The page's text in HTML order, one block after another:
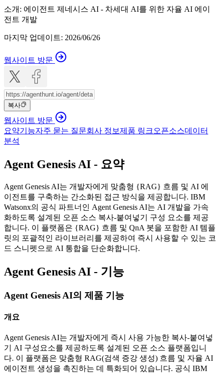
소개 : 에이전트 제네시스 AI - 차세대 AI를 위한 자율 AI 에이
전트 개발
마지막 업데이트: 2026/06/26
웹사이트 방문
복사
웹사이트 방문
요약기능자주 묻는 질문회사 정보제품 링크 오픈소스데이터
분석
Agent Genesis AI - 요약
Agent Genesis AI는 개발자에게 맞춤형 {RAG} 흐름 및 AI 에
이전트를 구축하는 간소화된 접근 방식을 제공합니다. IBM
Watsonx의 공식 파트너인 Agent Genesis AI는 AI 개발을 가속
화하도록 설계된 오픈 소스 복사-붙여넣기 구성 요소를 제공
합니다. 이 플랫폼은 {RAG} 흐름 및 QnA 봇을 포함한 AI 템플
릿의 포괄적인 라이브러리를 제공하여 즉시 사용할 수 있는 코
드 스니펫으로 AI 통합을 단순화합니다.
Agent Genesis AI - 기능
Agent Genesis AI의 제품 기능
개요
Agent Genesis AI는 개발자에게 즉시 사용 가능한 복사-붙여넣
기 AI 구성요소를 제공하도록 설계된 오픈 소스 플랫폼입니
다. 이 플랫폼은 맞춤형 RAG(검색 증강 생성) 흐름 및 자율 AI
에이전트 생성을 촉진하는 데 특화되어 있습니다. 공식 IBM